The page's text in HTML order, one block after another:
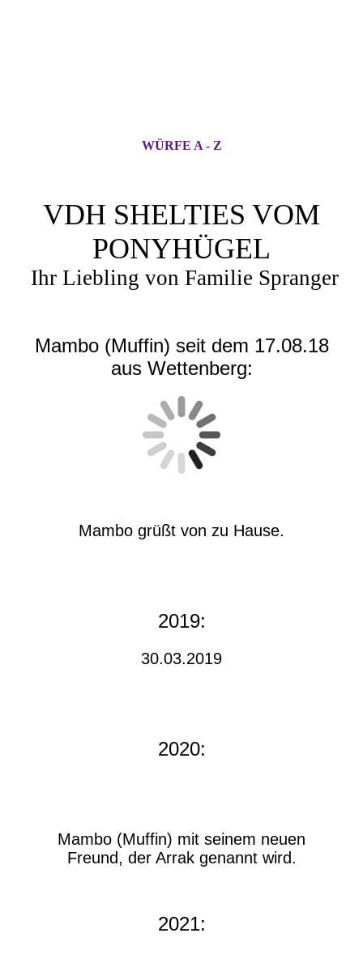
WÜRFE A - Z
VDH SHELTIES VOM
PONYHÜGEL
Ihr Liebling von Familie Spranger
Mambo (Muffin) seit dem 17.08.18
aus Wettenberg:
Mambo grüßt von zu Hause.
2019:
30.03.2019
2020:
Mambo (Muffin) mit seinem neuen
Freund, der Arrak genannt wird.
2021: